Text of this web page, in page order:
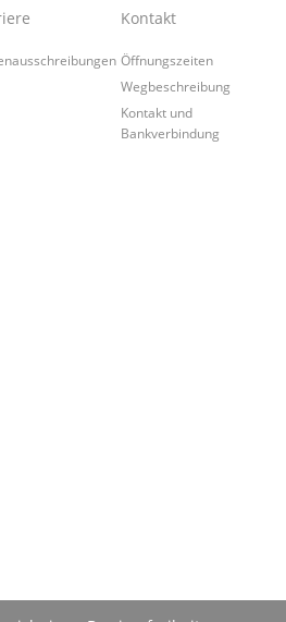
Kontakt
Öffnungszeiten
Wegbeschreibung
Kontakt und
Bankverbindung